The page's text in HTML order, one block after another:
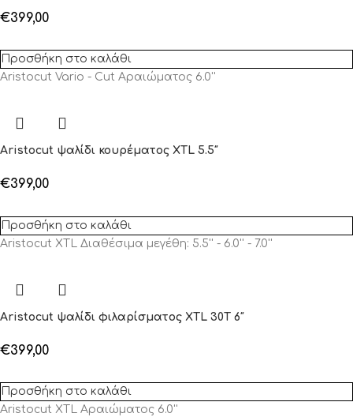
€399,00
Προσθήκη στο καλάθι
Aristocut Vario - Cut Αραιώματος 6.0''
Aristocut ψαλίδι κουρέματος XTL 5.5″
€399,00
Προσθήκη στο καλάθι
Aristocut XTL Διαθέσιμα μεγέθη: 5.5'' - 6.0'' - 7.0''
Aristocut ψαλίδι φιλαρίσματος XTL 30T 6″
€399,00
Προσθήκη στο καλάθι
Aristocut XTL Αραιώματος 6.0''